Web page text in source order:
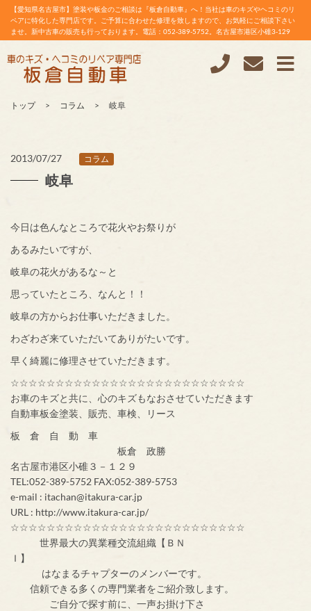
【愛知県名古屋市】塗装や板金のご相談は『板倉自動車』へ！当社は車のキズやヘコミのリ
ペアに特化した専門店です。ご予算に合わせた修理を致しますので、お気軽にご相談下さい
ませ。新中古車の販売も行っております。電話：052-389-5752。名古屋市港区小碓3-129
トップ コラム 岐阜
2013/07/27 コラム
岐阜
今日は色んなところで花火やお祭りが
あるみたいですが、
岐阜の花火があるな～と
思っていたところ、なんと！！
岐阜の方からお仕事いただきました。
わざわざ来ていただいてありがたいです。
早く綺麗に修理させていただきます。
☆☆☆☆☆☆☆☆☆☆☆☆☆☆☆☆☆☆☆☆☆☆☆☆☆☆
お車のキズと共に、心のキズもなおさせていただきます
自動車板金塗装、販売、車検、リース
板 倉 自 動 車
板倉 政勝
名古屋市港区小碓３－１２９
TEL:052-389-5752 FAX:052-389-5753
e-mail : itachan@itakura-car.jp
URL : http://www.itakura-car.jp/
☆☆☆☆☆☆☆☆☆☆☆☆☆☆☆☆☆☆☆☆☆☆☆☆☆☆
世界最大の異業種交流組織【ＢＮ
Ｉ】
はなまるチャプターのメンバーです。
信頼できる多くの専門業者をご紹介致します。
ご自分で探す前に、一声お掛け下さ